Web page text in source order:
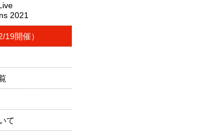
2021
19開催）
て